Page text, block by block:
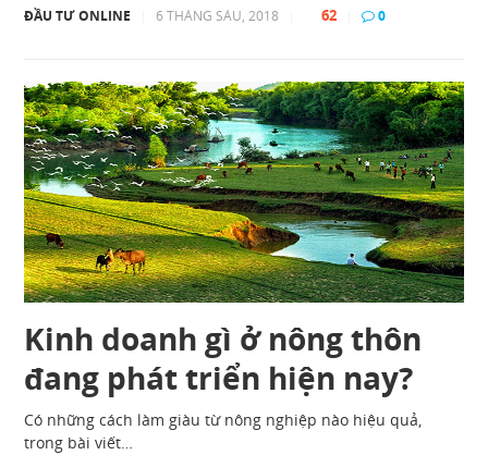
ĐẦU TƯ ONLINE 6 THÁNG SÁU, 2018 62 0
Kinh doanh gì ở nông thôn
đang phát triển hiện nay?
Có những cách làm giàu từ nông nghiệp nào hiệu quả,
trong bài viết…